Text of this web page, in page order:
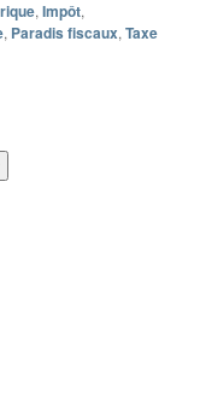
,Impôt,
, Paradis fiscaux,Taxe